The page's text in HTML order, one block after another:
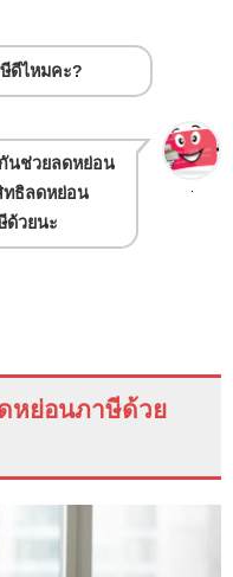
ดีไหมคะ?
นช่วยลดหย่อน
ทธิลดหย่อน
ด้วยนะ
หย่อนภาษีด้วย